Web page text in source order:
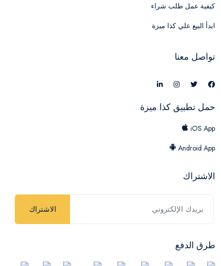
كيفية عمل طلب شراء
ابدأ البيع علي كذا ميزة
تواصل معنا
حمل تطبيق كذا ميزة
iOS App
Android App
الاشتراك
الاشتراك
طرق الدفع